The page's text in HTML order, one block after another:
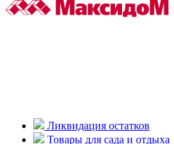
Ликвидация остатков
Товары для сада и отдыха